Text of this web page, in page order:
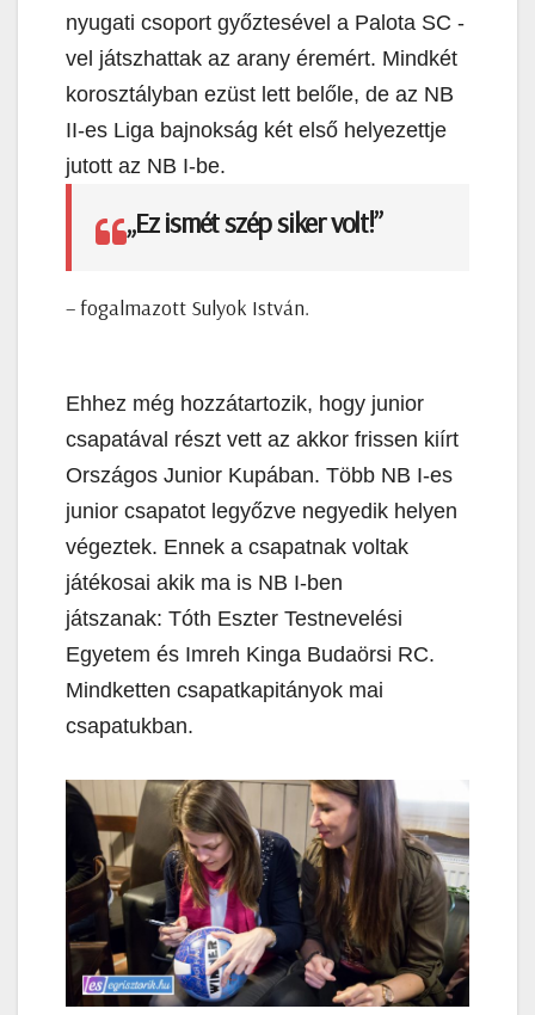
nyugati csoport győztesével a Palota SC -
vel játszhattak az arany éremért. Mindkét
korosztályban ezüst lett belőle, de az NB
II-es Liga bajnokság két első helyezettje
jutott az NB I-be.
„Ez ismét szép siker volt!”
– fogalmazott Sulyok István.
Ehhez még hozzátartozik, hogy junior
csapatával részt vett az akkor frissen kiírt
Országos Junior Kupában. Több NB I-es
junior csapatot legyőzve negyedik helyen
végeztek. Ennek a csapatnak voltak
játékosai akik ma is NB I-ben
játszanak: Tóth Eszter Testnevelési
Egyetem és Imreh Kinga Budaörsi RC.
Mindketten csapatkapitányok mai
csapatukban.